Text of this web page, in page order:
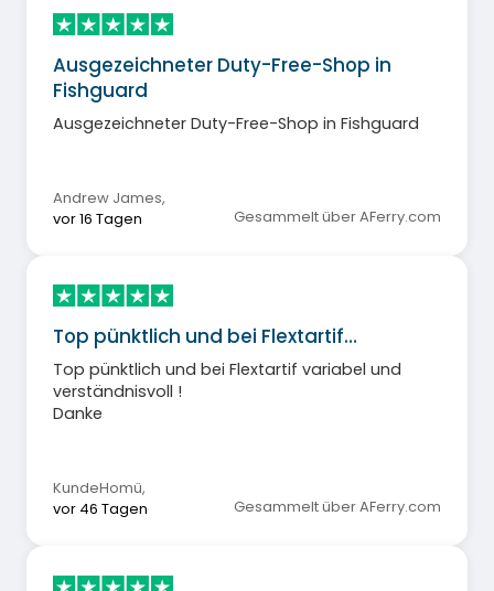
Ausgezeichneter Duty-Free-Shop in
Fishguard
Ausgezeichneter Duty-Free-Shop in Fishguard
Andrew James,
vor 16 Tagen
Gesammelt über AFerry.com
Top pünktlich und bei Flextartif…
Top pünktlich und bei Flextartif variabel und
verständnisvoll !
Danke
KundeHomü,
vor 46 Tagen
Gesammelt über AFerry.com